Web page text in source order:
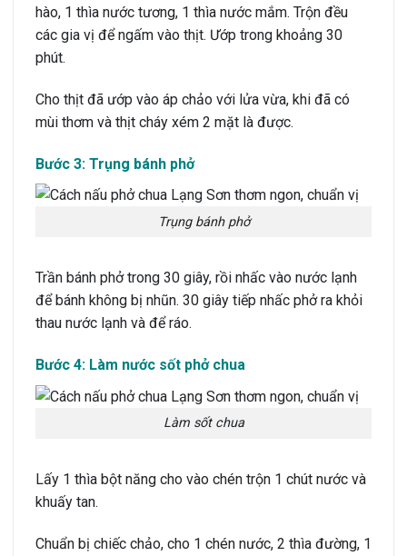
hào, 1 thìa nước tương, 1 thìa nước mắm. Trộn đều
các gia vị để ngấm vào thịt. Ướp trong khoảng 30
phút.
Cho thịt đã ướp vào áp chảo với lửa vừa, khi đã có
mùi thơm và thịt cháy xém 2 mặt là được.
Bước 3: Trụng bánh phở
Trụng bánh phở
Trần bánh phở trong 30 giây, rồi nhấc vào nước lạnh
để bánh không bị nhũn. 30 giây tiếp nhấc phở ra khỏi
thau nước lạnh và để ráo.
Bước 4: Làm nước sốt phở chua
Làm sốt chua
Lấy 1 thìa bột năng cho vào chén trộn 1 chút nước và
khuấy tan.
Chuẩn bị chiếc chảo, cho 1 chén nước, 2 thìa đường, 1